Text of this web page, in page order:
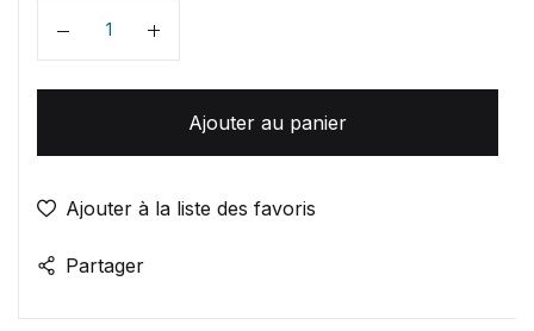
Quantité
Ajouter au panier
Ajouter à la liste des favoris
Partager